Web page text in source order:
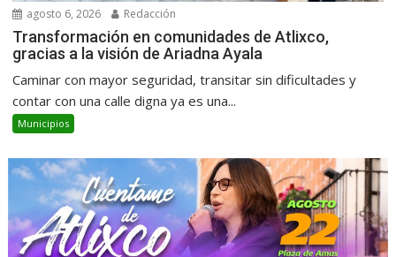
agosto 6, 2026 Redacción
Transformación en comunidades de Atlixco,
gracias a la visión de Ariadna Ayala
Caminar con mayor seguridad, transitar sin dificultades y
contar con una calle digna ya es una...
Municipios